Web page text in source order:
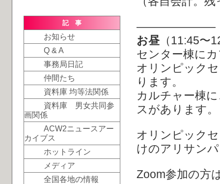
―――――――
お昼（11:45〜
センター棟に
オリンピック
ります。
カルチャー棟
スがあります。
オリンピック
けのアリサン
Zoom参加の方
記 事
お知らせ
Q & A
事務局日記
仲間たち
資料庫 均等法関係
資料庫 男女共同参
画関係
ACW2ニュースアー
カイブス
ホットライン
メディア
全国各地の情報